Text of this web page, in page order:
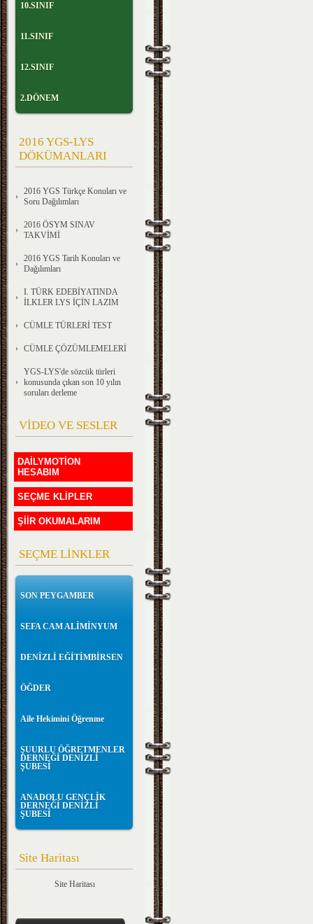
10.SINIF
11.SINIF
12.SINIF
2.DÖNEM
2016 YGS-LYS
DÖKÜMANLARI
2016 YGS Türkçe Konuları ve
Soru Dağılımları
2016 ÖSYM SINAV
TAKVİMİ
2016 YGS Tarih Konuları ve
Dağılımları
I. TÜRK EDEBİYATINDA
İLKLER LYS İÇİN LAZIM
CÜMLE TÜRLERİ TEST
CÜMLE ÇÖZÜMLEMELERİ
YGS-LYS'de sözcük türleri
konusunda çıkan son 10 yılın
soruları derleme
VİDEO VE SESLER
DAİLYMOTİON
HESABIM
SEÇME KLİPLER
ŞİİR OKUMALARIM
SEÇME LİNKLER
SON PEYGAMBER
SEFA CAM ALİMİNYUM
DENİZLİ EĞİTİMBİRSEN
ÖĞDER
Aile Hekimini Öğrenme
ŞUURLU ÖĞRETMENLER
DERNEĞİ DENİZLİ
ŞUBESİ
ANADOLU GENÇLİK
DERNEĞİ DENİZLİ
ŞUBESİ
Site Haritası
Site Haritası